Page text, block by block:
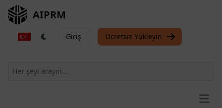
AIPRM
Giriş Ücretsiz Yükleyin